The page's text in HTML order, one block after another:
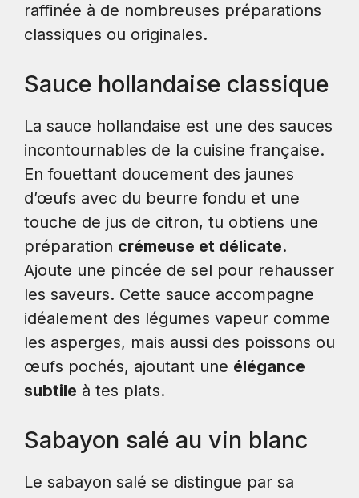
raffinée à de nombreuses préparations
classiques ou originales.
Sauce hollandaise classique
La sauce hollandaise est une des sauces
incontournables de la cuisine française.
En fouettant doucement des jaunes
d’œufs avec du beurre fondu et une
touche de jus de citron, tu obtiens une
préparation crémeuse et délicate.
Ajoute une pincée de sel pour rehausser
les saveurs. Cette sauce accompagne
idéalement des légumes vapeur comme
les asperges, mais aussi des poissons ou
œufs pochés, ajoutant une élégance
subtile à tes plats.
Sabayon salé au vin blanc
Le sabayon salé se distingue par sa